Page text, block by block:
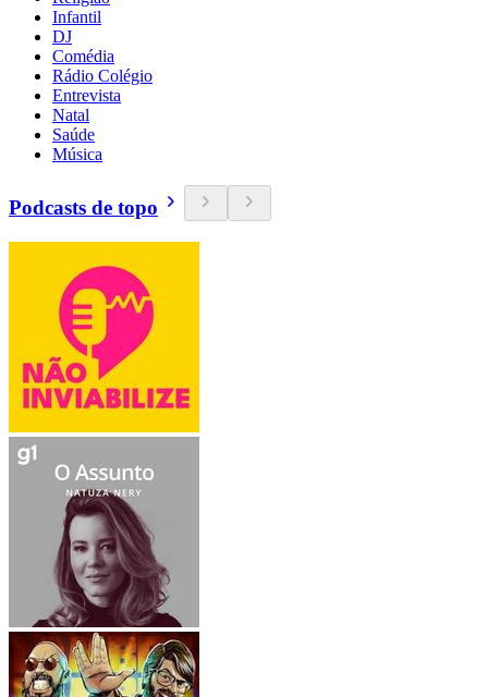
Infantil
DJ
Comédia
Rádio Colégio
Entrevista
Natal
Saúde
Música
Podcasts de topo